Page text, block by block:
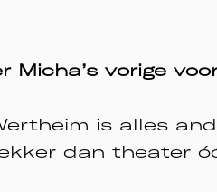
Micha’s vorige
is alles
dan theater